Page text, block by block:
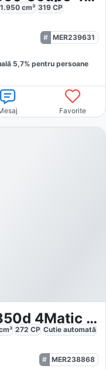
1.950 cm³ 319 CP
MER239631
5,7% pentru persoane
Favorite
Mercedes-Benz GLE 350d 4Matic AMG Line
272 CP Cutie automată
MER238868